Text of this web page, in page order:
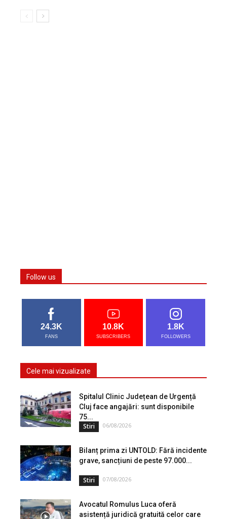
Follow us
24.3K
FANS
10.8K
SUBSCRIBERS
1.8K
FOLLOWERS
Cele mai vizualizate
Spitalul Clinic Județean de Urgență
Cluj face angajări: sunt disponibile
75...
Stiri 06/08/2026
Bilanț prima zi UNTOLD: Fără incidente
grave, sancțiuni de peste 97.000...
Stiri 07/08/2026
Avocatul Romulus Luca oferă
asistență juridică gratuită celor care